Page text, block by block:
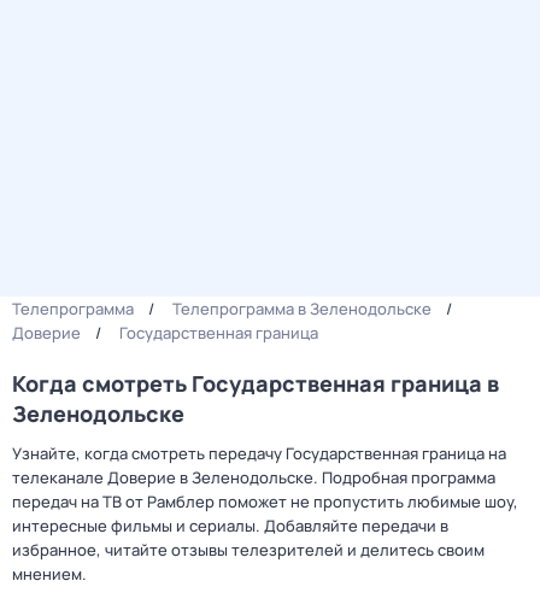
Телепрограмма
Телепрограмма в Зеленодольске
Доверие
Государственная граница
Когда смотреть Государственная граница в
Зеленодольске
Узнайте, когда смотреть передачу Государственная граница на
телеканале Доверие в Зеленодольске. Подробная программа
передач на ТВ от Рамблер поможет не пропустить любимые шоу,
интересные фильмы и сериалы. Добавляйте передачи в
избранное, читайте отзывы телезрителей и делитесь своим
мнением.